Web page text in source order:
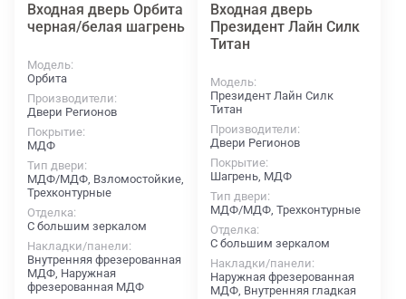
Входная дверь Орбита
черная/белая шагрень
Модель
Орбита
Производители
Двери Регионов
Покрытие
МДФ
Тип двери
МДФ/МДФ, Взломостойкие,
Трехконтурные
Отделка
С большим зеркалом
Накладки/панели
Внутренняя фрезерованная
МДФ, Наружная
фрезерованная МДФ
Входная дверь
Президент Лайн Силк
Титан
Модель
Президент Лайн Силк
Титан
Производители
Двери Регионов
Покрытие
Шагрень, МДФ
Тип двери
МДФ/МДФ, Трехконтурные
Отделка
С большим зеркалом
Накладки/панели
Наружная фрезерованная
МДФ, Внутренняя гладкая